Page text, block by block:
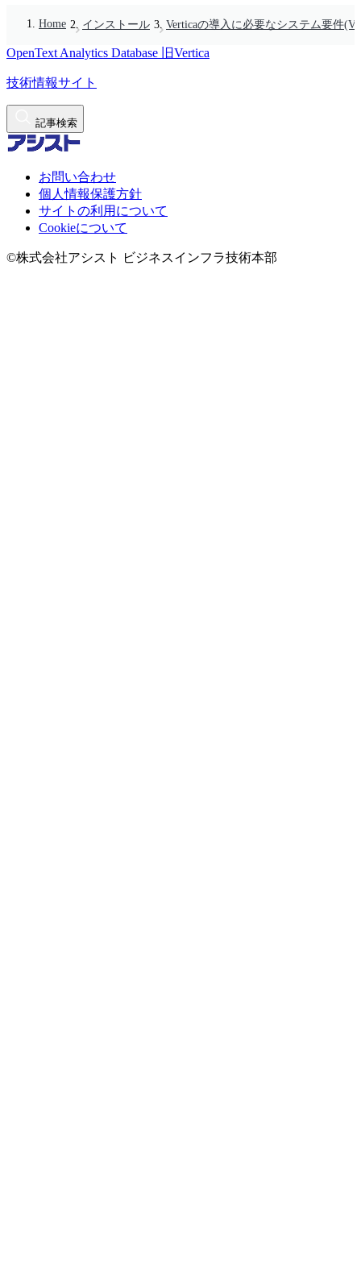
Home インストール Verticaの導入に必要なシステム要件
OpenText Analytics Database 旧Vertica
技術情報サイト
記事検索
お問い合わせ
個人情報保護方針
サイトの利用について
Cookieについて
©株式会社アシスト ビジネスインフラ技術本部